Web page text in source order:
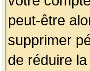
peut-être
supprimer
de réduire